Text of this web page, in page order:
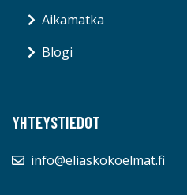
Aikamatka
Blogi
YHTEYSTIEDOT
info@eliaskokoelmat.fi